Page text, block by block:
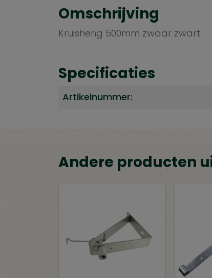
Omschrijving
Kruisheng 500mm zwaar zwart
Specificaties
Artikelnummer:
Andere producten